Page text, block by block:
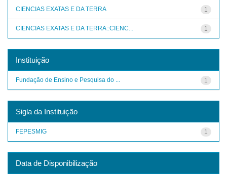
1
CIENCIAS EXATAS E DA TERRA
1
CIENCIAS EXATAS E DA TERRA::CIENC...
Instituição
1
Fundação de Ensino e Pesquisa do ...
Sigla da Instituição
1
FEPESMIG
Data de Disponibilização